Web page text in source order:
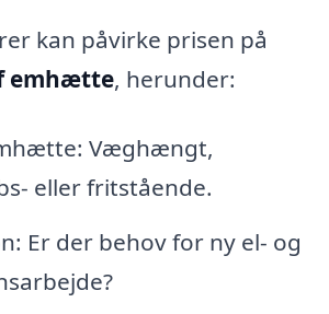
kan påvirke prisen på
emhætte, herunder:
Væghængt,
eller fritstående.
Er der behov for ny el- og